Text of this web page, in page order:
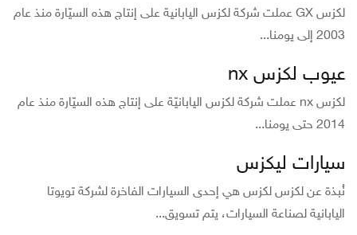
لكزس GX عملت شركة لكزس اليابانية على إنتاج هذه السيّارة منذ عام
2003 إلى يومنا...
عيوب لكزس nx
لكزس nx عملت شركة لكزس اليابانيّة على إنتاج هذه السيّارة منذ عام
2014 حتى يومنا...
سيارات ليكزس
نُبذة عن لكزس لكزس هي إحدى السيارات الفاخرة لشركة تويوتا
اليابانية لصناعة السيارات، يتم تسويق...